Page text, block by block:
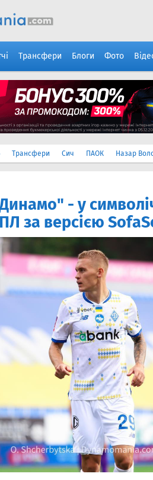
Трансфери Блоги Фото
Трансфери Сич ПАОК Назар
- у
за версією